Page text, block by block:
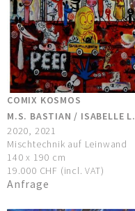
COMIX KOSMOS
M.S. BASTIAN / ISABELLE L.
2020, 2021
Mischtechnik auf Leinwand
140 x 190 cm
19.000 CHF (incl. VAT)
Anfrage